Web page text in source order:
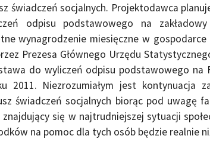
świadczeń socjalnych. Projektodawca
odpisu podstawowego na zakładowy
wynagrodzenie miesięczne w
Prezesa Głównego Urzędu
do wyliczeń odpisu podstawowego na
2011. Niezrozumiałym jest kontynuacja
świadczeń socjalnych biorąc pod uwagę
się w najtrudniejszej sytuacji
na pomoc dla tych osób będzie realnie